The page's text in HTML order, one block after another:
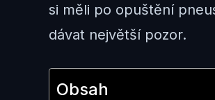
si měli po opuštění
dávat největší pozor.
Obsah